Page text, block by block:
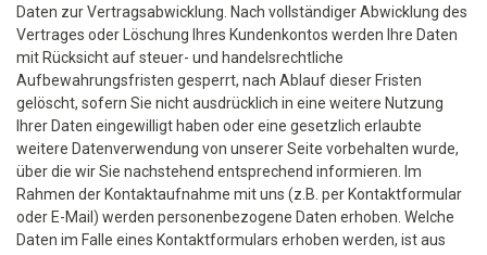
Daten zur Vertragsabwicklung. Nach vollständiger Abwicklung des
Vertrages oder Löschung Ihres Kundenkontos werden Ihre Daten
mit Rücksicht auf steuer- und handelsrechtliche
Aufbewahrungsfristen gesperrt, nach Ablauf dieser Fristen
gelöscht, sofern Sie nicht ausdrücklich in eine weitere Nutzung
Ihrer Daten eingewilligt haben oder eine gesetzlich erlaubte
weitere Datenverwendung von unserer Seite vorbehalten wurde,
über die wir Sie nachstehend entsprechend informieren. Im
Rahmen der Kontaktaufnahme mit uns (z.B. per Kontaktformular
oder E-Mail) werden personenbezogene Daten erhoben. Welche
Daten im Falle eines Kontaktformulars erhoben werden, ist aus